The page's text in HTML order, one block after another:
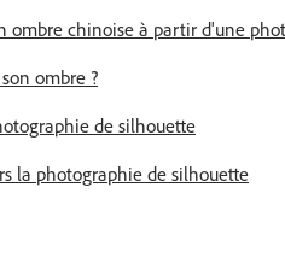
ombre chinoise à partir d'une
ombre ?
de silhouette
la photographie de silhouette